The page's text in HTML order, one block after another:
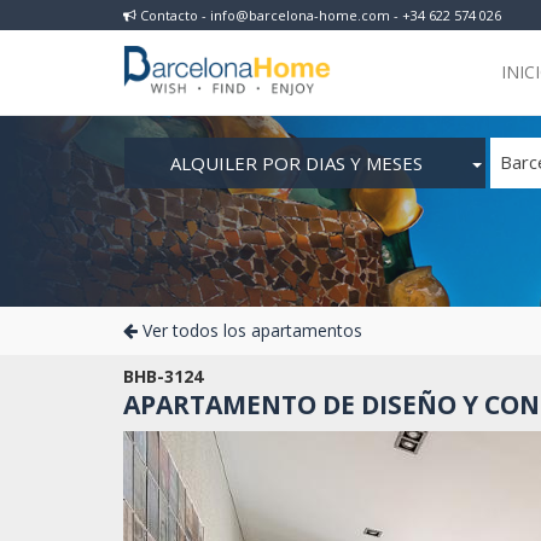
Contacto - info@barcelona-home.com - +34 622 574 026
ALQUILER POR DIAS Y MESES
Ver todos los apartamentos
BHB-3124
APARTAMENTO DE DISEÑO Y